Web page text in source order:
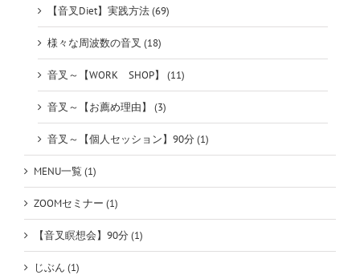
【音叉Diet】実践方法 (69)
様々な周波数の音叉 (18)
音叉～【WORK SHOP】 (11)
音叉～【お薦め理由】 (3)
音叉～【個人セッション】90分 (1)
MENU一覧 (1)
ZOOMセミナー (1)
【音叉瞑想会】90分 (1)
じぶん (1)